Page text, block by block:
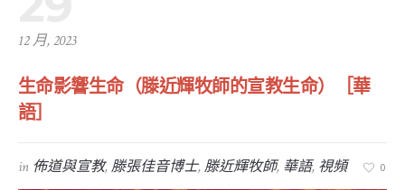
12 月, 2023
生命影響生命（滕近輝牧師的宣教生命）［華
語］
in 佈道與宣教,滕張佳音博士,滕近輝牧師, 華語, 視頻 0